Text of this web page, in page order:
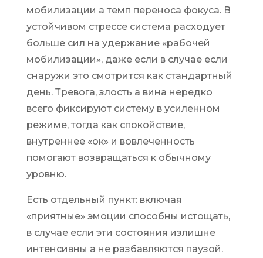
мобилизации а темп переноса фокуса. В
устойчивом стрессе система расходует
больше сил на удержание «рабочей
мобилизации», даже если в случае если
снаружи это смотрится как стандартный
день. Тревога, злость а вина нередко
всего фиксируют систему в усиленном
режиме, тогда как спокойствие,
внутреннее «ок» и вовлеченность
помогают возвращаться к обычному
уровню.
Есть отдельный пункт: включая
«приятные» эмоции способны истощать,
в случае если эти состояния излишне
интенсивны а не разбавляются паузой.